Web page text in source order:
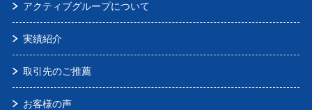
アクティブグループについて
実績紹介
取引先のご推薦
お客様の声